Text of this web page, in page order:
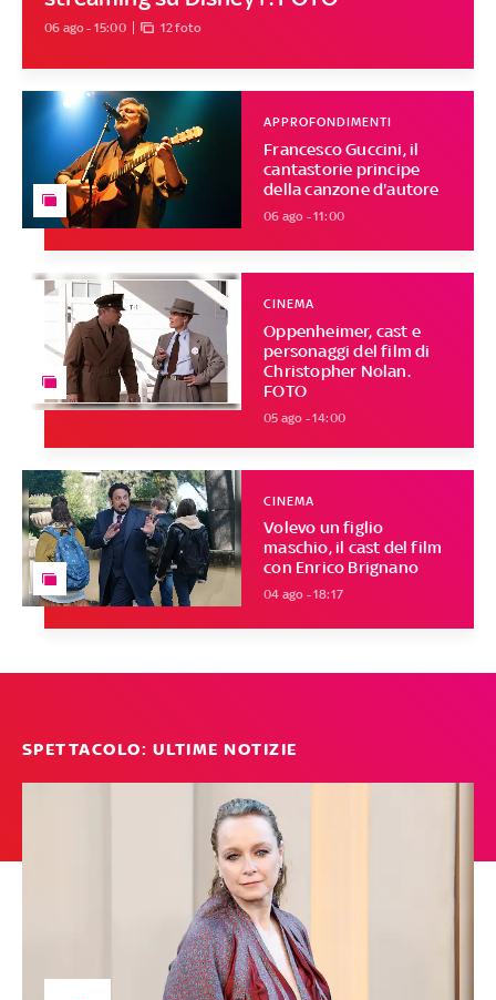
06 ago - 15:00 12 foto
Francesco Guccini, il
cantastorie principe
della canzone d'autore
APPROFONDIMENTI
06 ago - 11:00
Oppenheimer, cast e
personaggi del film di
Christopher Nolan.
FOTO
CINEMA
05 ago - 14:00
Volevo un figlio
maschio, il cast del film
con Enrico Brignano
CINEMA
04 ago - 18:17
SPETTACOLO: ULTIME NOTIZIE